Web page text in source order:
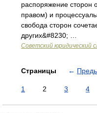
распоряжение сторон
правом) и
свобода сторон
других&#8230; …
Советский юридический
Страницы ←
1 2 3 4